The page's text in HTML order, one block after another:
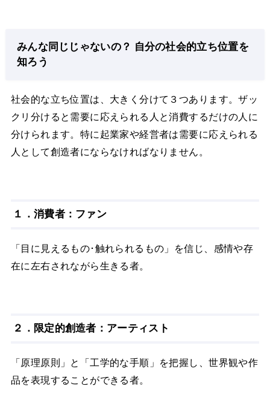
みんな同じじゃないの？ 自分の社会的立ち位置を
知ろう
社会的な立ち位置は、大きく分けて３つあります。ザッ
クリ分けると需要に応えられる人と消費するだけの人に
分けられます。特に起業家や経営者は需要に応えられる
人として創造者にならなければなりません。
１．消費者：ファン
「目に見えるもの･触れられるもの」を信じ、感情や存
在に左右されながら生きる者。
２．限定的創造者：アーティスト
「原理原則」と「工学的な手順」を把握し、世界観や作
品を表現することができる者。